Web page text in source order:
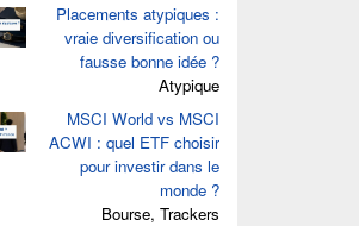
Placements atypiques :
vraie diversification ou
fausse bonne idée ?
Atypique
MSCI World vs MSCI
ACWI : quel ETF choisir
pour investir dans le
monde ?
Bourse, Trackers